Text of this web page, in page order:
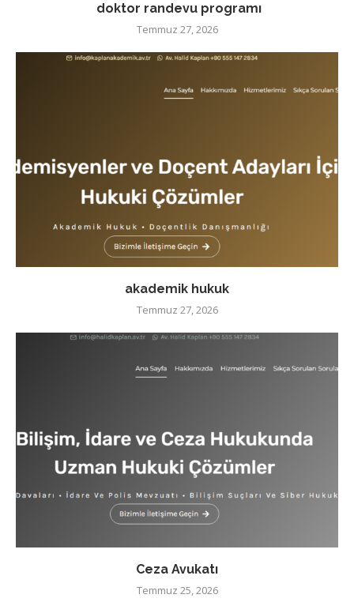
doktor randevu programı
Temmuz 27, 2026
akademik hukuk
Temmuz 27, 2026
Ceza Avukatı
Temmuz 25, 2026